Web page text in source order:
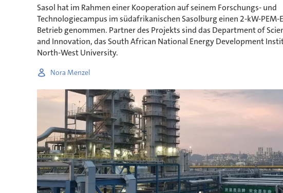
Sasol hat im Rahmen einer Kooperation auf seinem Forschungs- und
Technologiecampus im südafrikanischen Sasolburg einen 2-kW-
Betrieb genommen. Partner des Projekts sind das Department of
and Innovation, das South African National Energy Development
North-West University.
Nora Menzel